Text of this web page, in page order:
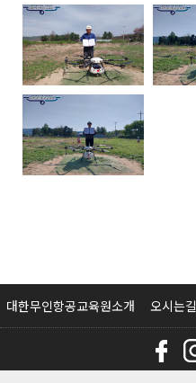
대한무인항공교육원소개 오시는길